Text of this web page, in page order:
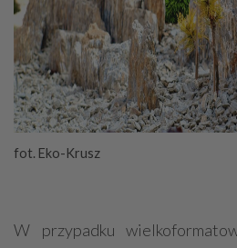
fot. Eko-Krusz
W przypadku